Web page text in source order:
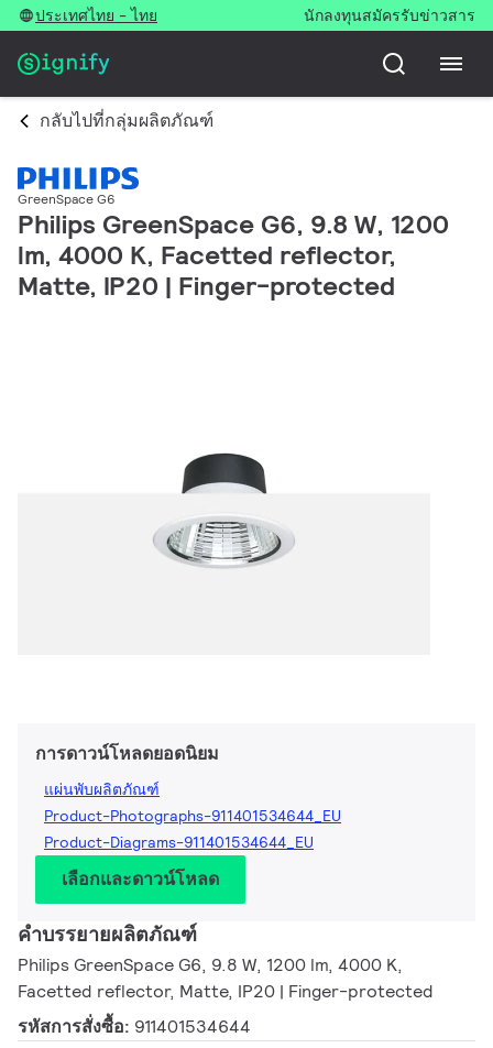
ประเทศไทย - ไทย นักลงทุนสมัครรับข่าวสาร
กลับไปที่กลุ่มผลิตภัณฑ์
GreenSpace G6
Philips GreenSpace G6, 9.8 W, 1200
lm, 4000 K, Facetted reflector,
Matte, IP20 | Finger-protected
การดาวน์โหลดยอดนิยม
แผ่นพับผลิตภัณฑ์
Product-Photographs-911401534644_EU
Product-Diagrams-911401534644_EU
เลือกและดาวน์โหลด
คำบรรยายผลิตภัณฑ์
Philips GreenSpace G6, 9.8 W, 1200 lm, 4000 K,
Facetted reflector, Matte, IP20 | Finger-protected
รหัสการสั่งซื้อ: 911401534644